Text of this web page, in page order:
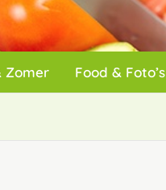
Zomer Food & Foto’s